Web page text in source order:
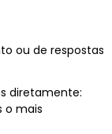
ou de respostas
diretamente:
o mais